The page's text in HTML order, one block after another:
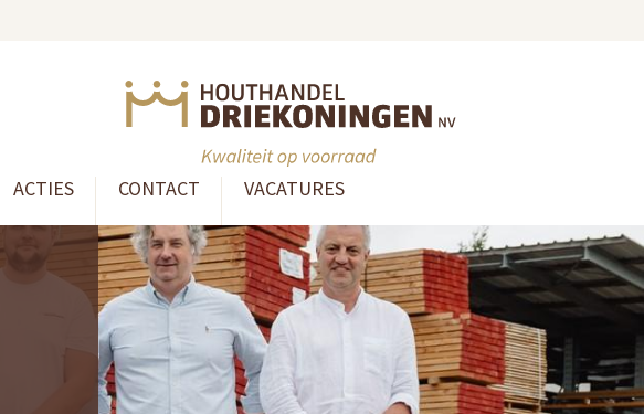
ACTIES CONTACT VACATURES